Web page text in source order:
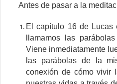
Antes de pasar a la
El capítulo 16 de Lucas
llamamos las
Viene inmediatamente
las parábolas de la
conexión de cómo vivir